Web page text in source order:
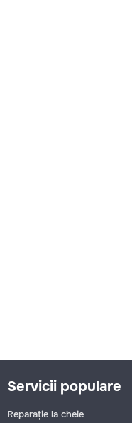
Servicii populare
Reparație la cheie